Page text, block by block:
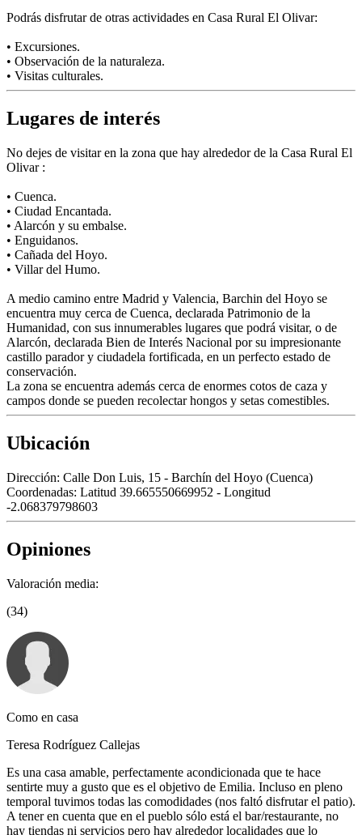
Podrás disfrutar de otras actividades en Casa Rural El Olivar:
• Excursiones.
• Observación de la naturaleza.
• Visitas culturales.
Lugares de interés
No dejes de visitar en la zona que hay alrededor de la Casa Rural El
Olivar :
• Cuenca.
• Ciudad Encantada.
• Alarcón y su embalse.
• Enguidanos.
• Cañada del Hoyo.
• Villar del Humo.
A medio camino entre Madrid y Valencia, Barchin del Hoyo se
encuentra muy cerca de Cuenca, declarada Patrimonio de la
Humanidad, con sus innumerables lugares que podrá visitar, o de
Alarcón, declarada Bien de Interés Nacional por su impresionante
castillo parador y ciudadela fortificada, en un perfecto estado de
conservación.
La zona se encuentra además cerca de enormes cotos de caza y
campos donde se pueden recolectar hongos y setas comestibles.
Ubicación
Dirección: Calle Don Luis, 15 - Barchín del Hoyo (Cuenca)
Coordenadas: Latitud 39.665550669952 - Longitud
-2.068379798603
Opiniones
Valoración media:
(34)
Como en casa
Teresa Rodríguez Callejas
Es una casa amable, perfectamente acondicionada que te hace
sentirte muy a gusto que es el objetivo de Emilia. Incluso en pleno
temporal tuvimos todas las comodidades (nos faltó disfrutar el patio).
A tener en cuenta que en el pueblo sólo está el bar/restaurante, no
hay tiendas ni servicios pero hay alrededor localidades que lo